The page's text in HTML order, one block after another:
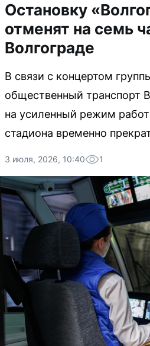
Остановку
отменят на семь
Волгограде
В связи с концертом
общественный транспорт
на усиленный режим
стадиона временно
3 июля, 2026, 10:40 1